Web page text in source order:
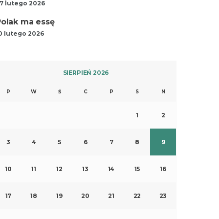
lutego 2026
ma essę
lutego 2026
SIERPIEŃ 2026
P W Ś C P S N
1 2
3 4 5 6 7 8 9
10 11 12 13 14 15 16
17 18 19 20 21 22 23